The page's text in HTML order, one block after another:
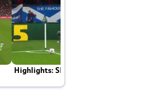
Highlights: Skotland - Danmark 4-2